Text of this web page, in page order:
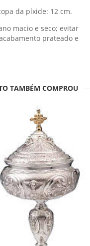
da píxide: 12 cm.
macio e seco; evitar
prateado e
TAMBÉM COMPROU